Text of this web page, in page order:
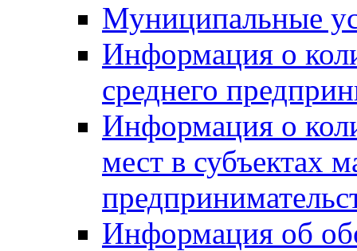
Муниципальные
Информация о
среднего
Информация о
мест в субъектах
Информация об